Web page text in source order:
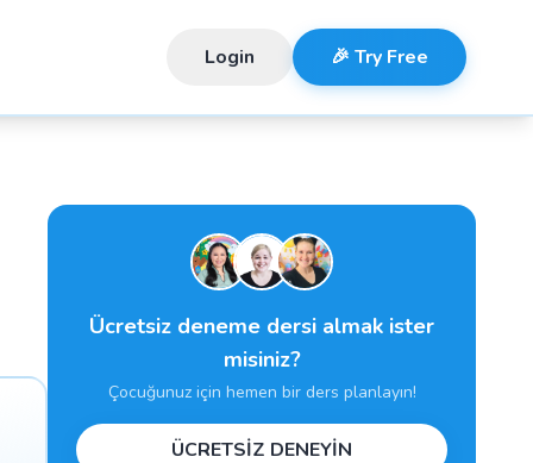
Login 🎉 Try Free
Ücretsiz deneme dersi almak ister
misiniz?
Çocuğunuz için hemen bir ders planlayın!
ÜCRETSİZ DENEYİN